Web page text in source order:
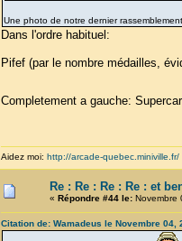
Une photo de notre dernier
Dans l'ordre habituel:
Pifef (par le nombre médailles,
Completement a gauche:
Aidez moi: http://arcade-quebec.miniville.fr/
Re : Re : Re : Re : et
« Répondre #44 le:Novembre
Citation de: Wamadeus le Novembre 04,